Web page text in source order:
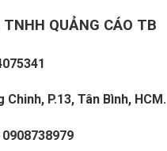
TNHH QUẢNG CÁO TB
Chinh, P.13, Tân Bình, HCM.